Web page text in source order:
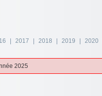
2017 2018 2019 2020
2025